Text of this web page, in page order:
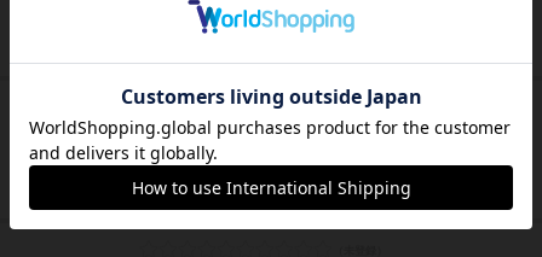
Dice Mancala: Expansion
なげなげブリトー
Throw Throw Burrito
－ －